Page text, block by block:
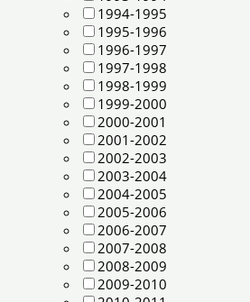
1994-1995
1995-1996
1996-1997
1997-1998
1998-1999
1999-2000
2000-2001
2001-2002
2002-2003
2003-2004
2004-2005
2005-2006
2006-2007
2007-2008
2008-2009
2009-2010